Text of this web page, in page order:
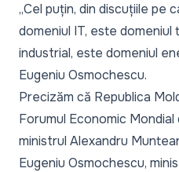
„Cel puțin, din discuțiile pe
domeniul IT, este domeniul
industrial, este domeniul
Eugeniu Osmochescu.
Precizăm că Republica
Forumul Economic
ministrul Alexandru
Eugeniu Osmochescu,